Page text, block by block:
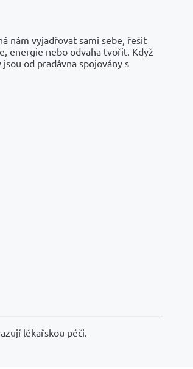
nám vyjadřovat sami sebe, řešit
energie nebo odvaha tvořit. Když
od pradávna spojovány s
lékařskou péči.